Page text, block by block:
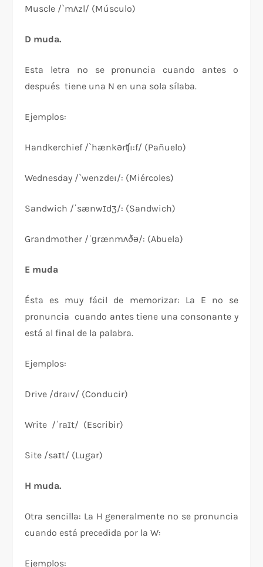
Muscle /`mʌzl/ (Músculo)
D muda.
Esta letra no se pronuncia cuando antes o
después tiene una N en una sola sílaba.
Ejemplos:
Handkerchief /`hænkərʧı:f/ (Pañuelo)
Wednesday /`wenzdeı/: (Miércoles)
Sandwich /ˈsænwɪdʒ/: (Sandwich)
Grandmother /ˈɡrænmʌðə/: (Abuela)
E muda
Ésta es muy fácil de memorizar: La E no se
pronuncia cuando antes tiene una consonante y
está al final de la palabra.
Ejemplos:
Drive /draıv/ (Conducir)
Write /ˈraɪt/ (Escribir)
Site /saɪt/ (Lugar)
H muda.
Otra sencilla: La H generalmente no se pronuncia
cuando está precedida por la W:
Ejemplos: